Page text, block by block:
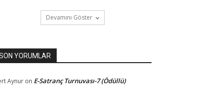
Devamını Göster
YORUMLAR
Aynur on E-Satranç Turnuvası-7 (Ödüllü)